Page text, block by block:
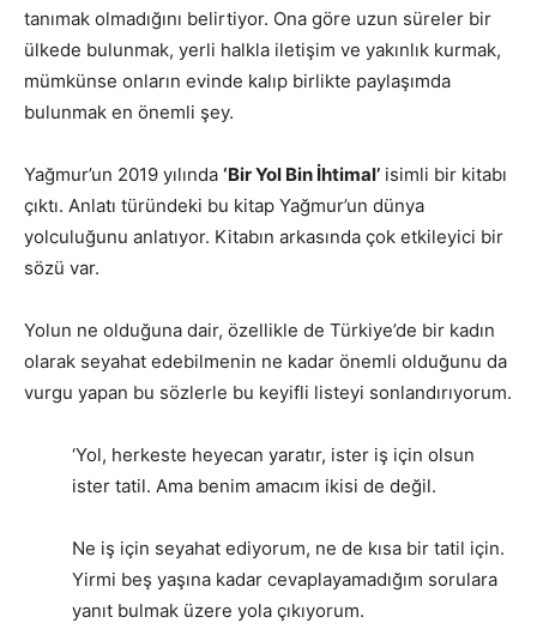
tanımak olmadığını belirtiyor. Ona göre uzun süreler bir
ülkede bulunmak, yerli halkla iletişim ve yakınlık kurmak,
mümkünse onların evinde kalıp birlikte paylaşımda
bulunmak en önemli şey.
Yağmur’un 2019 yılında ‘Bir Yol Bin İhtimal’ isimli bir kitabı
çıktı. Anlatı türündeki bu kitap Yağmur’un dünya
yolculuğunu anlatıyor. Kitabın arkasında çok etkileyici bir
sözü var.
Yolun ne olduğuna dair, özellikle de Türkiye’de bir kadın
olarak seyahat edebilmenin ne kadar önemli olduğunu da
vurgu yapan bu sözlerle bu keyifli listeyi sonlandırıyorum.
‘Yol, herkeste heyecan yaratır, ister iş için olsun
ister tatil. Ama benim amacım ikisi de değil.
Ne iş için seyahat ediyorum, ne de kısa bir tatil için.
Yirmi beş yaşına kadar cevaplayamadığım sorulara
yanıt bulmak üzere yola çıkıyorum.